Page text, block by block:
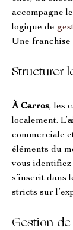
accompagne
logique de
Une franchise
Structurer
À Carros, les
localement. L’
commerciale
éléments du
vous identifiez
s’inscrit dans
stricts sur
Gestion